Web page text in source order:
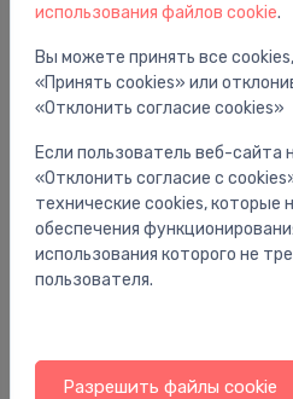
Сифоны для стиральной машины
Veļas mašīnas sifons,
14.88 €
использования файлов cookie.
Вы можете принять все
«Принять cookies» или
«Отклонить согласие cookies»
Если пользователь веб-сайта
«Отклонить согласие с
технические cookies, которые
обеспечения
использования которого не
пользователя.
Разрешить файлы cookie